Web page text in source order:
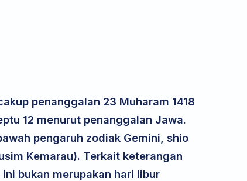
penanggalan 23 Muharam 1418
12 menurut penanggalan Jawa.
pengaruh zodiak Gemini, shio
Kemarau). Terkait keterangan
bukan merupakan hari libur